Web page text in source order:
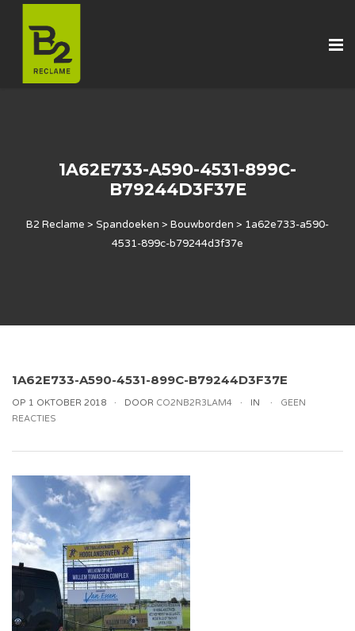
1A62E733-A590-4531-899C-
B79244D3F37E
B2 Reclame > Spandoeken > Bouwborden > 1a62e733-a590-
4531-899c-b79244d3f37e
1A62E733-A590-4531-899C-B79244D3F37E
OP 1 OKTOBER 2018 DOOR CO2NB2R3LAM4 IN
GEEN
REACTIES